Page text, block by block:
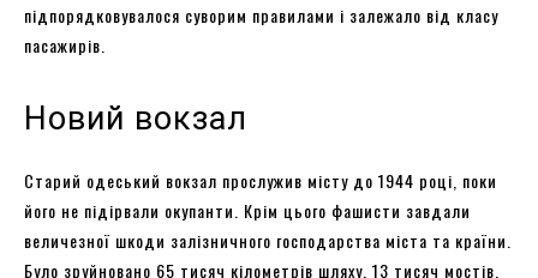
підпорядковувалося суворим правилами і залежало від класу
пасажирів.
Новий вокзал
Старий одеський вокзал прослужив місту до 1944 році, поки
його не підірвали окупанти. Крім цього фашисти завдали
величезної шкоди залізничного господарства міста та країни.
Було зруйновано 65 тисяч кілометрів шляху, 13 тисяч мостів,